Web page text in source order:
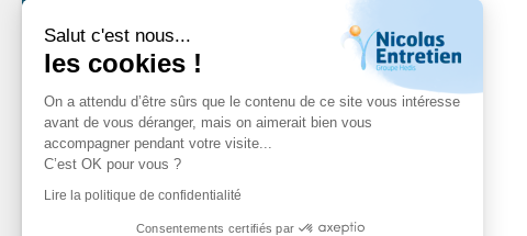
Salut c'est nous...
les cookies !
On a attendu d’être sûrs que le contenu de ce site vous intéresse
avant de vous déranger, mais on aimerait bien vous
accompagner pendant votre visite...
C’est OK pour vous ?
Lire la politique de confidentialité
Consentements certifiés par